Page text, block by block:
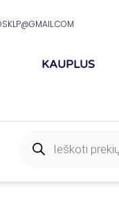
KAUPLUS